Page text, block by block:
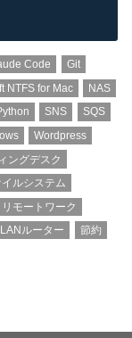
Code
Git
NTFS for Mac
NAS
SNS
SQS
Wordpress
ングデスク
イルシステム
リモートワーク
ルーター
節約